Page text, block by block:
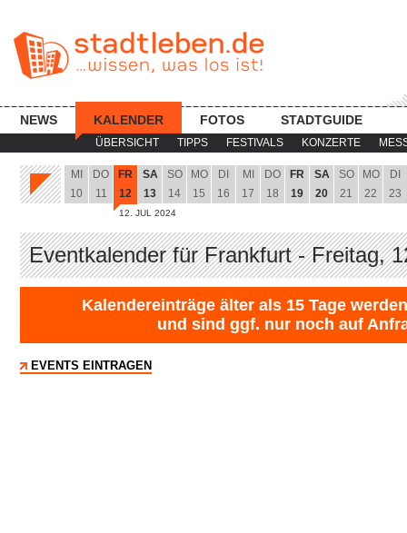
ÜBERSICHT TIPPS FESTIVALS KONZERTE
NEWS KALENDER FOTOS STADTGUIDE
MI
10
DO
11
FR
12
12. JUL 2024
SA
13
SO
14
MO
15
DI
16
MI
17
DO
18
FR
19
SA
20
SO
21
MO
22
DI
23
Eventkalender für Frankfurt - Freitag,
Kalendereinträge älter als 15 Tage
und sind ggf. nur noch auf
EVENTS EINTRAGEN